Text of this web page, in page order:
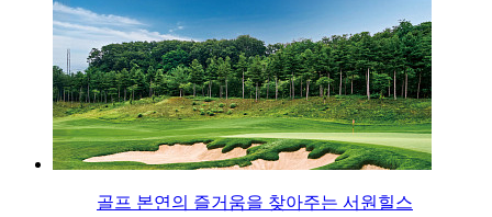
골프 본연의 즐거움을 찾아주는 서원힐스